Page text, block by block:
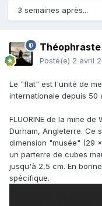
3 semaines après...
Théophraste
Posté(e) 2 avril
Le "flat" est l'unité de
internationale depuis 50
FLUORINE de la mine
Durham, Angleterre. Ce
dimension "musée" (29
un parterre de cubes
jusqu'à 2,5 cm. En
spécifique.